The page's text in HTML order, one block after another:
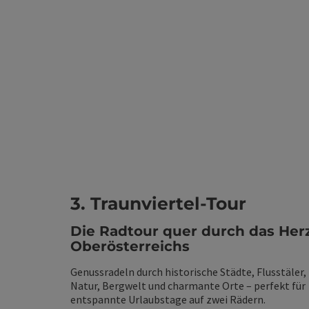
3. Traunviertel-Tour
Die Radtour quer durch das
Oberösterreichs
Genussradeln durch historische Städte, Flusstäler,
Natur, Bergwelt und charmante Orte – perfekt für
entspannte Urlaubstage auf zwei Rädern.